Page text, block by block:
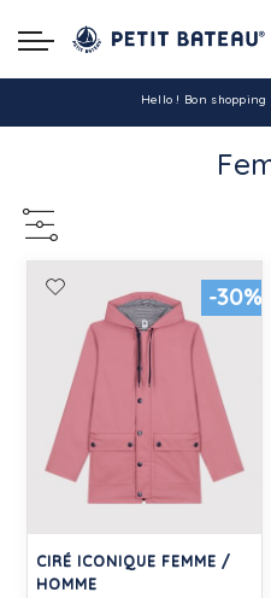
Hello ! Bon
-30%
CIRÉ ICONIQUE FEMME /
HOMME